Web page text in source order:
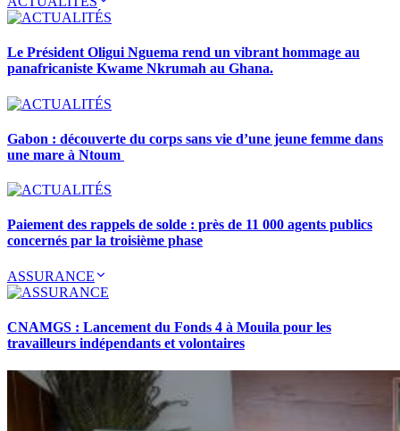
Le Président Oligui Nguema rend un vibrant hommage au
panafricaniste Kwame Nkrumah au Ghana.
Gabon : découverte du corps sans vie d’une jeune femme dans
une mare à Ntoum
Paiement des rappels de solde : près de 11 000 agents publics
concernés par la troisième phase
ASSURANCE
CNAMGS : Lancement du Fonds 4 à Mouila pour les
travailleurs indépendants et volontaires